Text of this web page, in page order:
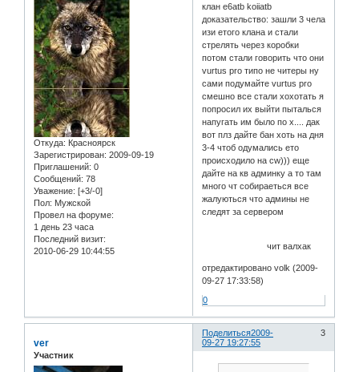
Откуда: Красноярск
Зарегистрирован: 2009-09-19
Приглашений: 0
Сообщений: 78
Уважение: [+3/-0]
Пол: Мужской
Провел на форуме:
1 день 23 часа
Последний визит:
2010-06-29 10:44:55
клан e6atb koiiatb
доказательство: зашли 3 чела
изи етого клана и стали
стрелять через коробки
потом стали говорить что они
vurtus pro типо не читеры ну
сами подумайте vurtus pro
смешно все стали хохотать я
попросил их выйти пыталься
напугать им было по х.... дак
вот плз дайте бан хоть на дня
3-4 чтоб одумались ето
происходило на cw))) еще
дайте на кв админку а то там
много чт собираеться все
жалуються что админы не
следят за сервером
чит валхак
отредактировано volk (2009-
09-27 17:33:58)
0
Поделиться 3
2009-
09-27 19:27:55
ver
Участник